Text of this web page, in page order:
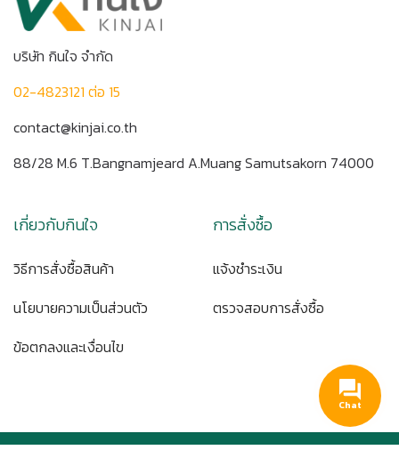
บริษัท กินใจ จำกัด
02-4823121 ต่อ 15
contact@kinjai.co.th
88/28 M.6 T.Bangnamjeard A.Muang Samutsakorn 74000
เกี่ยวกับกินใจ
วิธีการสั่งซื้อสินค้า
นโยบายความเป็นส่วนตัว
ข้อตกลงและเงื่อนไข
การสั่งซื้อ
แจ้งชำระเงิน
ตรวจสอบการสั่งซื้อ
Chat